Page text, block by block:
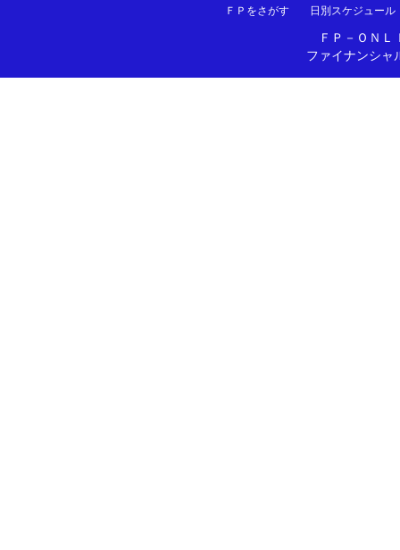
ＦＰをさがす
日別スケジュール
ＦＰ－ＯＮ
ファイナンシャ